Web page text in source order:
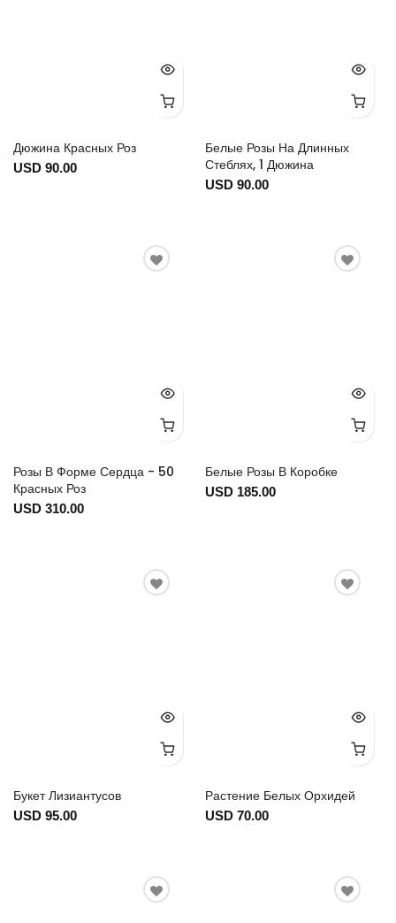
Дюжина Красных Роз
USD 90.00
Белые Розы На Длинных
Стеблях, 1 Дюжина
USD 90.00
Розы В Форме Сердца - 50
Красных Роз
USD 310.00
Белые Розы В Коробке
USD 185.00
Букет Лизиантусов
USD 95.00
Растение Белых Орхидей
USD 70.00